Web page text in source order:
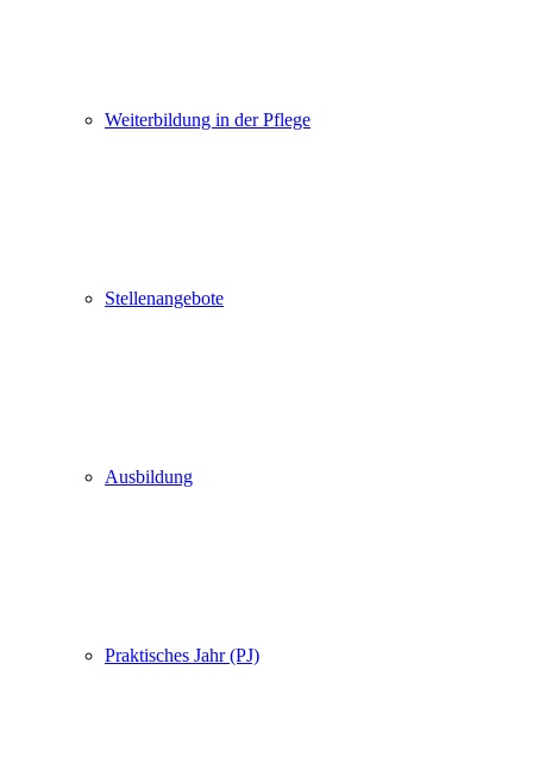
Weiterbildung in der Pflege
Stellenangebote
Ausbildung
Praktisches Jahr (PJ)